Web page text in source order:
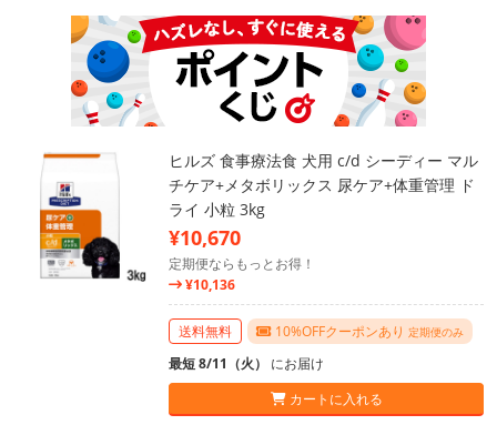
ヒルズ 食事療法食 犬用 c/d シーディー マル
チケア+メタボリックス 尿ケア+体重管理 ド
ライ 小粒 3kg
¥10,670
定期便ならもっとお得！
¥10,136
送料無料 10%OFFクーポンあり 定期便のみ
最短 8/11（火） にお届け
カートに入れる